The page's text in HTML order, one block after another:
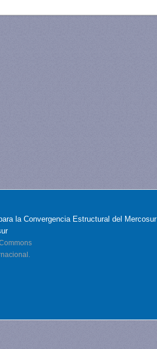
la Convergencia Estructural del Mercosur